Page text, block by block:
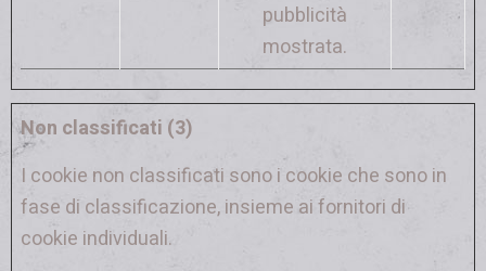
pubblicità
mostrata.
Non classificati (3)
I cookie non classificati sono i cookie che sono in
fase di classificazione, insieme ai fornitori di
cookie individuali.